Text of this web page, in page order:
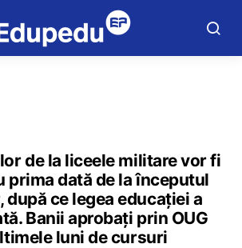
de la liceele militare vor fi
prima dată de la începutul
după ce legea educației a
Banii aprobați prin OUG
luni de cursuri